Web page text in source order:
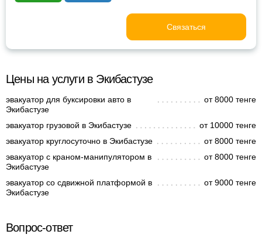
Связаться
Цены на услуги в Экибастузе
эвакуатор для буксировки авто в
Экибастузе
от 8000 тенге
эвакуатор грузовой в Экибастузе
от 10000 тенге
эвакуатор круглосуточно в Экибастузе
от 8000 тенге
эвакуатор с краном-манипулятором в
Экибастузе
от 8000 тенге
эвакуатор со сдвижной платформой в
Экибастузе
от 9000 тенге
Вопрос-ответ